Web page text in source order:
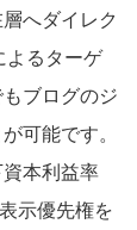
へダイレク
よるターゲ
ブログのジ
可能です。
本利益率
示優先権を